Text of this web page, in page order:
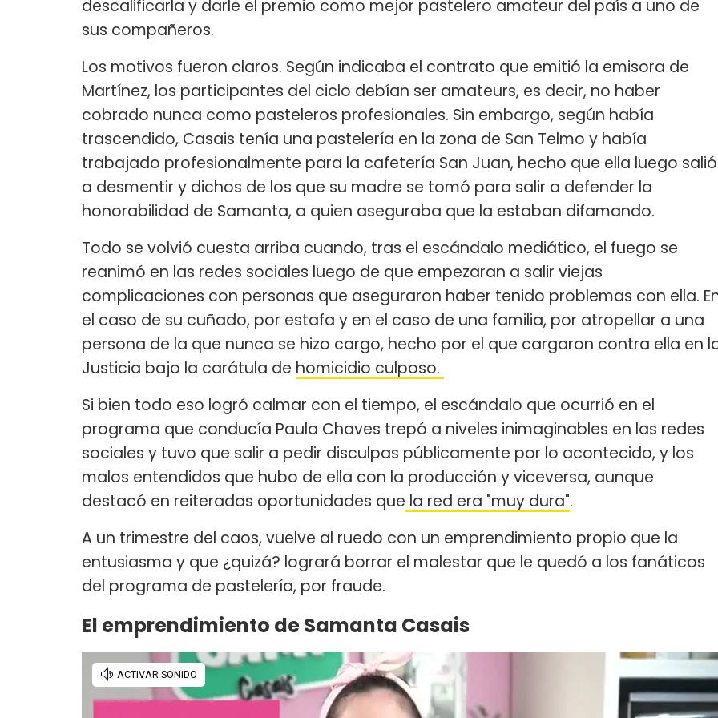
descalificarla y darle el premio como mejor pastelero amateur del país a uno de
sus compañeros.
Los motivos fueron claros. Según indicaba el contrato que emitió la emisora de
Martínez, los participantes del ciclo debían ser amateurs, es decir, no haber
cobrado nunca como pasteleros profesionales. Sin embargo, según había
trascendido, Casais tenía una pastelería en la zona de San Telmo y había
trabajado profesionalmente para la cafetería San Juan, hecho que ella luego salió
a desmentir y dichos de los que su madre se tomó para salir a defender la
honorabilidad de Samanta, a quien aseguraba que la estaban difamando.
Todo se volvió cuesta arriba cuando, tras el escándalo mediático, el fuego se
reanimó en las redes sociales luego de que empezaran a salir viejas
complicaciones con personas que aseguraron haber tenido problemas con ella.
el caso de su cuñado, por estafa y en el caso de una familia, por atropellar a una
persona de la que nunca se hizo cargo, hecho por el que cargaron contra ella en
Justicia bajo la carátula de homicidio culposo.
Si bien todo eso logró calmar con el tiempo, el escándalo que ocurrió en el
programa que conducía Paula Chaves trepó a niveles inimaginables en las redes
sociales y tuvo que salir a pedir disculpas públicamente por lo acontecido, y los
malos entendidos que hubo de ella con la producción y viceversa, aunque
destacó en reiteradas oportunidades que la red era "muy dura".
A un trimestre del caos, vuelve al ruedo con un emprendimiento propio que la
entusiasma y que ¿quizá? logrará borrar el malestar que le quedó a los fanáticos
del programa de pastelería, por fraude.
El emprendimiento de Samanta Casais